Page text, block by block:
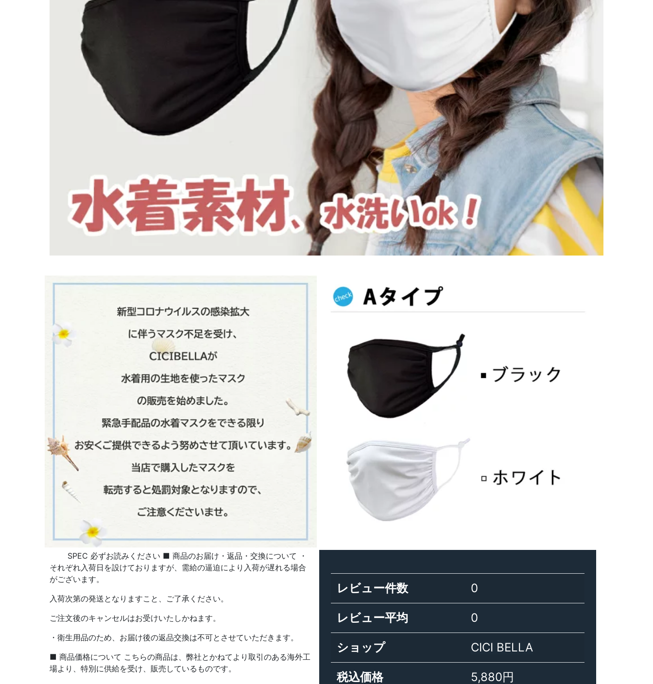
SPEC 必ずお読みください ■ 商品のお届け・返品・交換について ・
それぞれ入荷日を設けておりますが、需給の逼迫により入荷が遅れる場合
がございます。
入荷次第の発送となりますこと、ご了承ください。
ご注文後のキャンセルはお受けいたしかねます。
・衛生用品のため、お届け後の返品交換は不可とさせていただきます。
■ 商品価格について こちらの商品は、弊社とかねてより取引のある海外工
場より、特別に供給を受け、販売しているものです。
レビュー件数 0
レビュー平均 0
ショップ CICI BELLA
税込価格 5,880円